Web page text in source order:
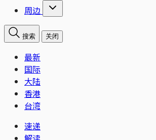
周边
搜索 关闭
最新
国际
大陆
香港
台湾
速递